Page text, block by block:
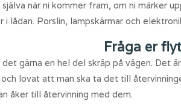
när ni kommer fram, om ni märker
i lådan. Porslin, lampskärmar och
Fråga er
gärna en hel del skräp på vägen. Det
lovat att man ska ta det till
åker till återvinning med dem.